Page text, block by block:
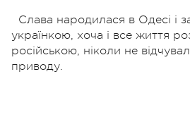
Слава народилася в Одесі і
українкою, хоча і все життя
російською, ніколи не
приводу.